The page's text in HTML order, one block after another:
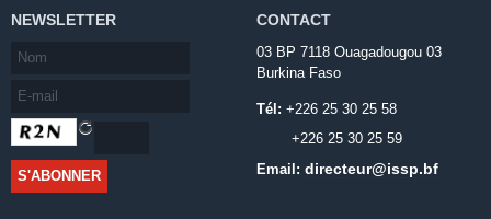
NEWSLETTER CONTACT
03 BP 7118 Ouagadougou 03
Burkina Faso
Tél: +226 25 30 25 58
+226 25 30 25 59
Email: directeur@issp.bf